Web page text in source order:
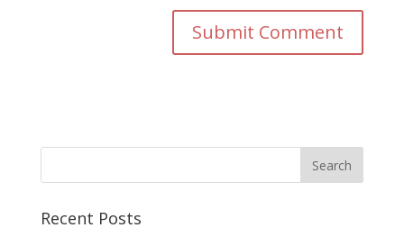
Recent Posts